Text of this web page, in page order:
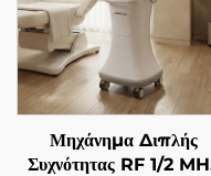
Μηχάνημα Διπλής
Συχνότητας RF 1/2